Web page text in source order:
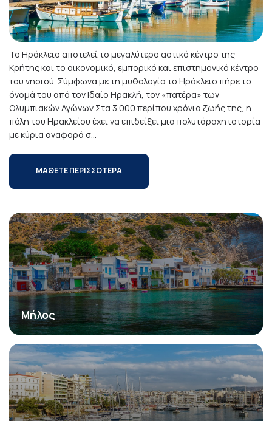
Το Ηράκλειο αποτελεί το μεγαλύτερο αστικό κέντρο της
Κρήτης και το οικονομικό, εμπορικό και επιστημονικό κέντρο
του νησιού. Σύμφωνα με τη μυθολογία το Ηράκλειο πήρε το
όνομά του από τον Ιδαίο Ηρακλή, τον «πατέρα» των
Ολυμπιακών Αγώνων.Στα 3.000 περίπου χρόνια ζωής της, η
πόλη του Ηρακλείου έχει να επιδείξει μια πολυτάραχη ιστορία
με κύρια αναφορά σ...
ΜΑΘΕΤΕ ΠΕΡΙΣΣΟΤΕΡΑ
Μήλος